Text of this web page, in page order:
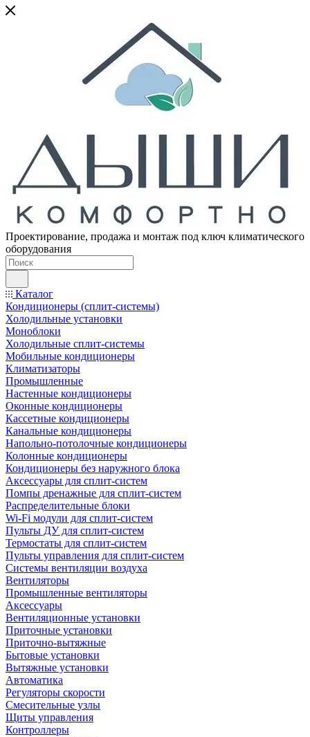
Проектирование, продажа и монтаж под ключ климатического
оборудования
Каталог
Кондиционеры (сплит-системы)
Холодильные установки
Моноблоки
Холодильные сплит-системы
Мобильные кондиционеры
Климатизаторы
Промышленные
Настенные кондиционеры
Оконные кондиционеры
Кассетные кондиционеры
Канальные кондиционеры
Напольно-потолочные кондиционеры
Колонные кондиционеры
Кондиционеры без наружного блока
Аксессуары для сплит-систем
Помпы дренажные для сплит-систем
Распределительные блоки
Wi-Fi модули для сплит-систем
Пульты ДУ для сплит-систем
Термостаты для сплит-систем
Пульты управления для сплит-систем
Системы вентиляции воздуха
Вентиляторы
Промышленные вентиляторы
Аксессуары
Вентиляционные установки
Приточные установки
Приточно-вытяжные
Бытовые установки
Вытяжные установки
Автоматика
Регуляторы скорости
Смесительные узлы
Щиты управления
Контроллеры